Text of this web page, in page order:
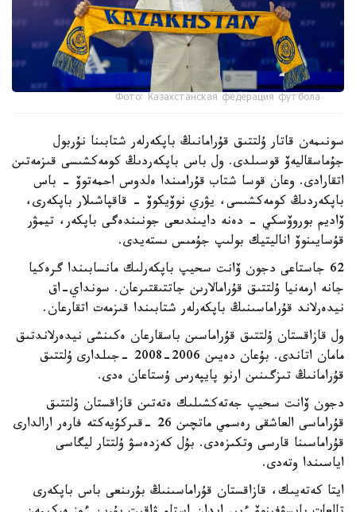
Фото: Казахстанская федерация футбола
سونىمەن قاتار ۇلتتىق قۇرامانىڭ باپكەرلەر شتابىنا نۇربول
جۇماسقاليەۆ قوسىلدى. ول باس باپكەردىڭ كومەكشىسى قىزمەتىن
اتقارادى. وعان قوسا شتاب قۇرامىندا ەلدوس احمەتوۆ - باس
باپكەردىڭ كومەكشىسى، يۋري نوۆيكوۆ - قاقپاشىلار باپكەرى،
ۆاديم بوروۆسكي - دەنە دايىندىعى جونىندەگى باپكەر، تيمۋر
قۇسايىنوۆ اناليتيك بولىپ جۇمىس ىستەيدى.
62 جاستاعى دجون ۆانت سحيپ باپكەرلىك مانسابىندا گرەكيا
جانە ارمەنيا ۇلتتىق قۇرامالارىن جاتتىقتىرعان. سونداي-اق
نيدەرلاند قۇراماسىنىڭ باپكەرلەر شتابىندا قىزمەت اتقارعان.
ول قازاقستان ۇلتتىق قۇراماسىن باسقارعان ەكىنشى نيدەرلاندتىق
مامان اتاندى. بۇعان دەيىن 2006-2008 -جىلدارى ۇلتتىق
قۇرامانىڭ تىزگىنىن ارنو پايپەرس ۇستاعان ەدى.
دجون ۆانت سحيپ جەتەكشىلىك ەتەتىن قازاقستان ۇلتتىق
قۇراماسى العاشقى رەسمي ماتچىن 26 -قىركۇيەكتە فارەر ارالدارى
قۇراماسىنا قارسى وتكىزەدى. بۇل كەزدەسۋ ۇلتتار ليگاسى
اياسىندا وتەدى.
ايتا كەتەيىك، قازاقستان قۇراماسىنىڭ بۇرىنعى باس باپكەرى